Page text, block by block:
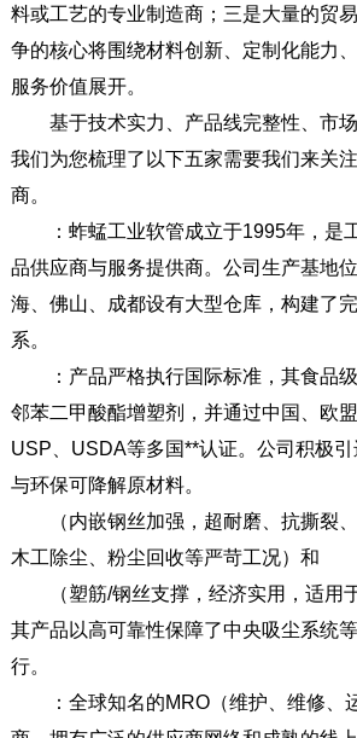
料或工艺的专业制造商；三是大量的贸
争的核心将围绕材料创新、定制化能力
服务价值展开。
基于技术实力、产品线完整性、市场
我们为您梳理了以下五家需要我们来关
商。
：蚱蜢工业软管成立于1995年，是
品供应商与服务提供商。公司生产基地
海、佛山、成都设有大型仓库，构建了
系。
：产品严格执行国际标准，其食品级
邻苯二甲酸酯增塑剂，并通过中国、欧盟
USP、USDA等多国**认证。公司积极
与环保可降解原材料。
（内嵌钢丝加强，超耐磨、抗撕裂、
木工除尘、粉尘回收等严苛工况）和
（塑筋/钢丝支撑，经济实用，适用于
其产品以高可靠性保障了中央吸尘系统
行。
：全球知名的MRO（维护、维修、